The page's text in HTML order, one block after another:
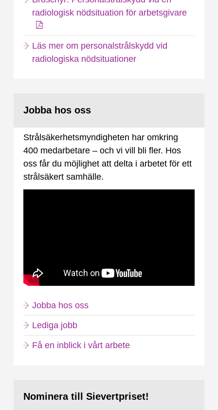
radiologisk nödsituation för arbetsgivare
Läs mer om personalstrålskydd vid
radiologiska nödsituationer
Jobba hos oss
Strålsäkerhetsmyndigheten har omkring
400 medarbetare – och vi vill bli fler. Hos
oss får du möjlighet att delta i arbetet för ett
strålsäkert samhälle.
Jobba hos oss
Lediga jobb
Få en inblick i vårt arbete
Nominera till Sievertpriset!